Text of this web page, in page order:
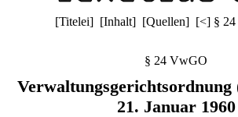
[Titelei] [Inhalt] [Quellen] [<] §
§ 24 VwGO
Verwaltungsgerichtsordnung
21. Januar 1960